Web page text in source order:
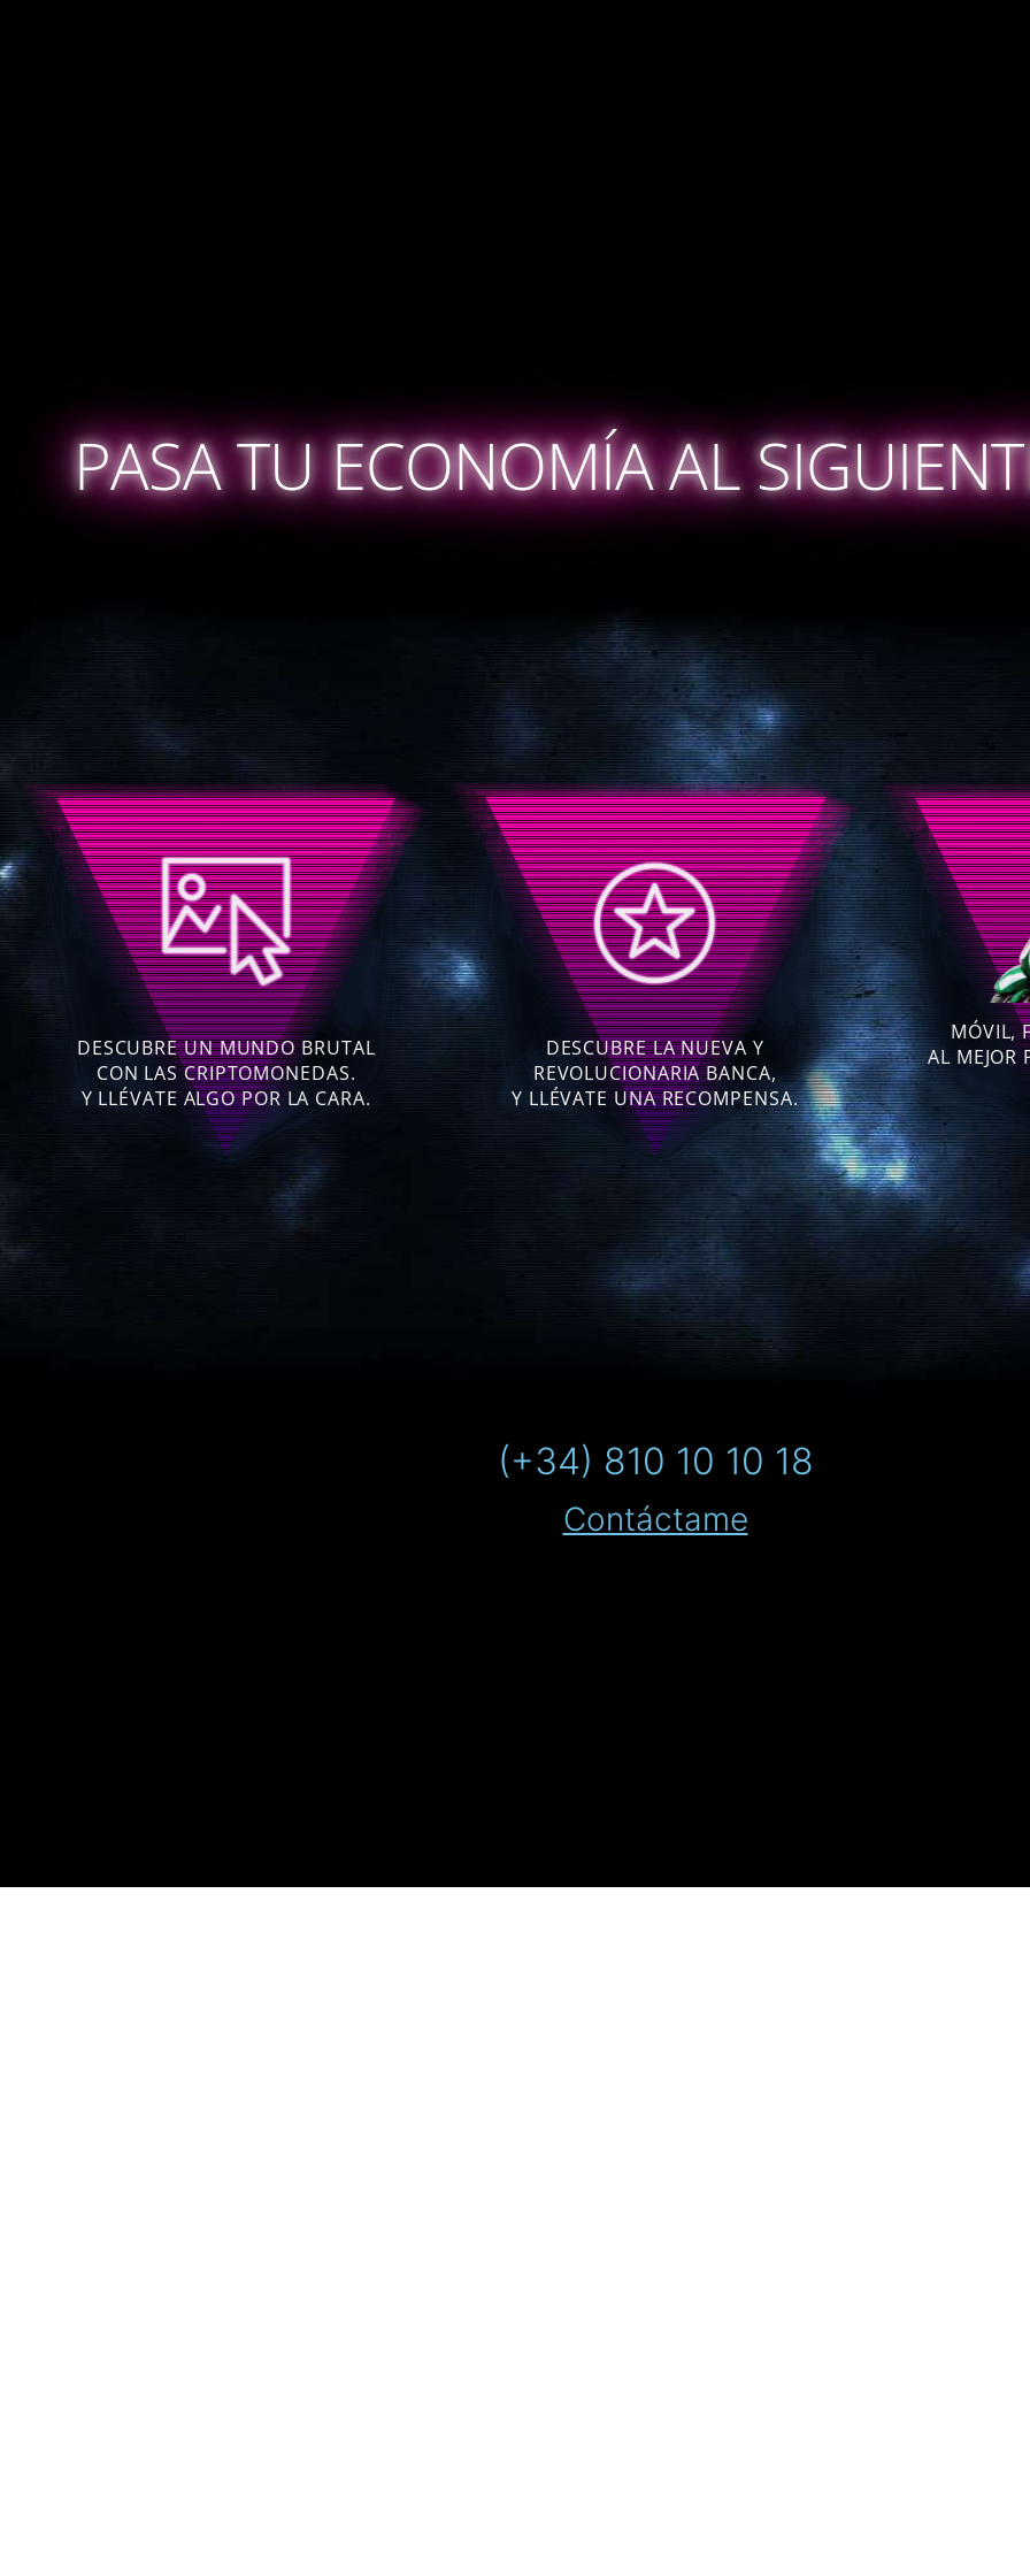
PASA TU ECONOMÍA AL
DESCUBRE UN MUNDO BRUTAL
CON LAS CRIPTOMONEDAS.
Y LLÉVATE ALGO POR LA CARA.
CRIPTOMONÍZATE
• Obtén recompensas por invertir.
• Sólo para mayores de 18 años
asumiendo el alto riesgo.
DESCUBRE LA NUEVA Y
REVOLUCIONARIA BANCA,
Y LLÉVATE UNA RECOMPENSA.
BANCA REVOLUCIONARIA
• Cuenta / tarjeta gratuitos.
¡También transferencias gratuitas!
• Sin comisiones, para siempre.
Mantenimiento de tarjeta y cuenta
gratis, sin requisitos, sin condiciones.
• Saca de cajeros de forma gratuita.
MÓVIL,
AL MEJOR
LA
•
Calidad
•
• Atención
100%
• Sin
(+34) 810 10 10 18
Contáctame